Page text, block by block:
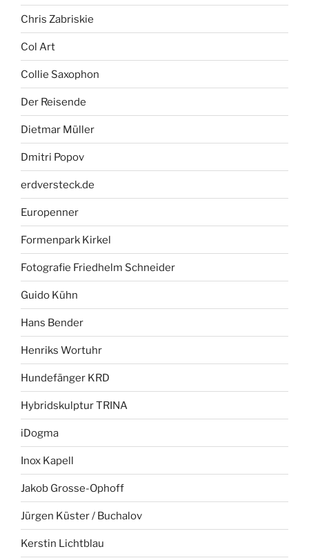
Chris Zabriskie
Col Art
Collie Saxophon
Der Reisende
Dietmar Müller
Dmitri Popov
erdversteck.de
Europenner
Formenpark Kirkel
Fotografie Friedhelm Schneider
Guido Kühn
Hans Bender
Henriks Wortuhr
Hundefänger KRD
Hybridskulptur TRINA
iDogma
Inox Kapell
Jakob Grosse-Ophoff
Jürgen Küster / Buchalov
Kerstin Lichtblau